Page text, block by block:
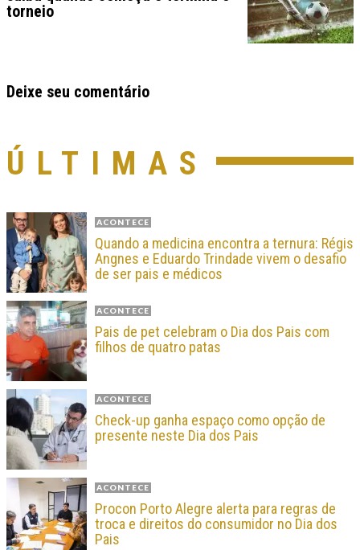
torneio
Deixe seu comentário
ÚLTIMAS
ACONTECE
Quando a medicina encontra a ternura: Régis
Angnes e Eduardo Trindade vivem o desafio
de ser pais e médicos
ACONTECE
Pais de pet celebram o Dia dos Pais com
filhos de quatro patas
ACONTECE
Check-up ganha espaço como opção de
presente neste Dia dos Pais
ACONTECE
Procon Porto Alegre alerta para regras de
troca e direitos do consumidor no Dia dos
Pais